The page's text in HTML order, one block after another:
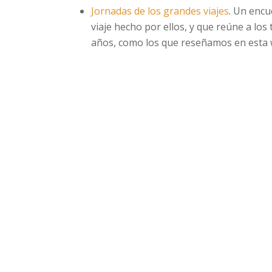
Jornadas de los grandes viajes. Un
viaje hecho por ellos, y que reúne a
años, como los que reseñamos en esta